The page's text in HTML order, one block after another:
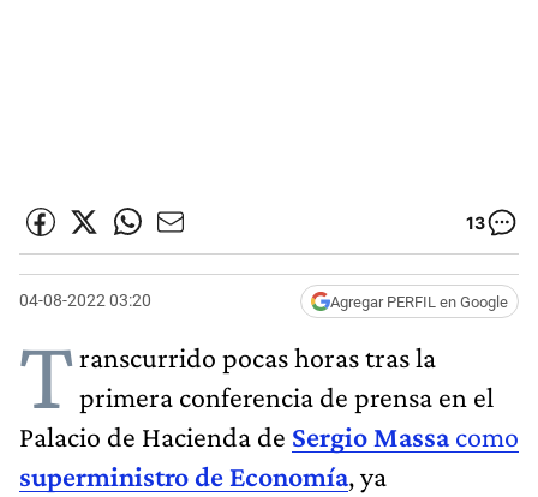
13
04-08-2022 03:20 Agregar PERFIL en Google
Transcurrido pocas horas tras la
primera conferencia de prensa en el
Palacio de Hacienda de Sergio Massacomo
superministro de Economía, ya